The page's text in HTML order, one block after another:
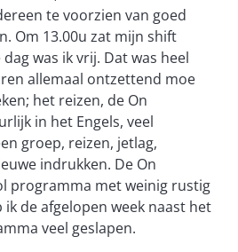
te voorzien van goed
Om 13.00u zat mijn shift
was ik vrij. Dat was heel
allemaal ontzettend moe
het reizen, de On
in het Engels, veel
groep, reizen, jetlag,
indrukken. De On
programma met weinig rustig
de afgelopen week naast het
veel geslapen.